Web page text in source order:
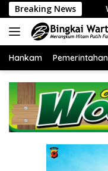
Langsung
ke
konten
Breaking News
Wali Kota Kunjungi
Hankam Pemerintahan